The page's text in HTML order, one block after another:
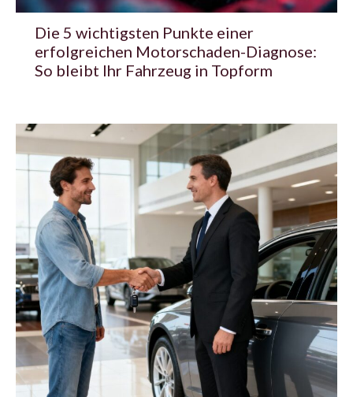
Die 5 wichtigsten Punkte einer
erfolgreichen Motorschaden-Diagnose:
So bleibt Ihr Fahrzeug in Topform